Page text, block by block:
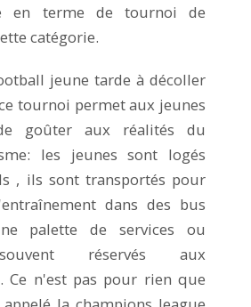
en terme de tournoi de
catégorie.
jeune tarde à décoller
tournoi permet aux jeunes
goûter aux réalités du
les jeunes sont logés
, ils sont transportés pour
dans des bus
palette de services ou
réservés aux
Ce n'est pas pour rien que